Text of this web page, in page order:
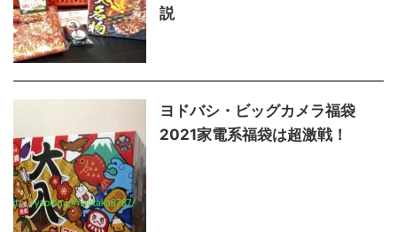
説
ヨドバシ・ビッグカメラ福袋
2021家電系福袋は超激戦！